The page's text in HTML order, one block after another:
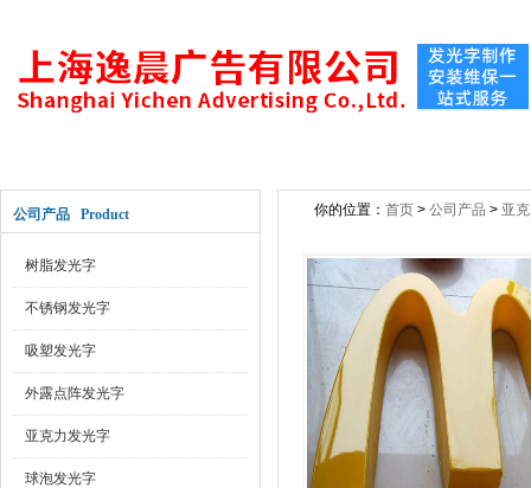
公司产品 Product
树脂发光字
不锈钢发光字
吸塑发光字
外露点阵发光字
亚克力发光字
球泡发光字
你的位置： 首页 > 公司产品 > 亚